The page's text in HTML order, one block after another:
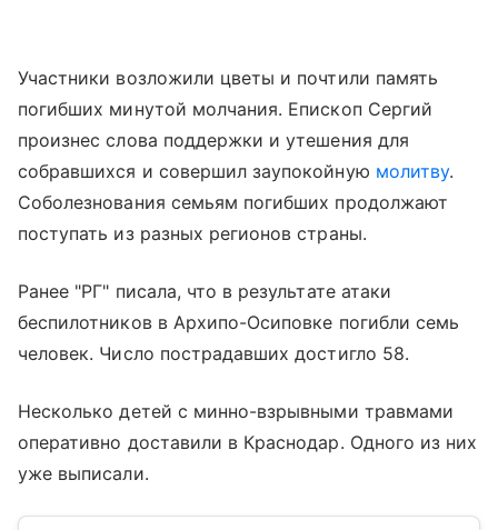
Участники возложили цветы и почтили память
погибших минутой молчания. Епископ Сергий
произнес слова поддержки и утешения для
собравшихся и совершил заупокойную молитву.
Соболезнования семьям погибших продолжают
поступать из разных регионов страны.
Ранее "РГ" писала, что в результате атаки
беспилотников в Архипо-Осиповке погибли семь
человек. Число пострадавших достигло 58.
Несколько детей с минно-взрывными травмами
оперативно доставили в Краснодар. Одного из них
уже выписали.